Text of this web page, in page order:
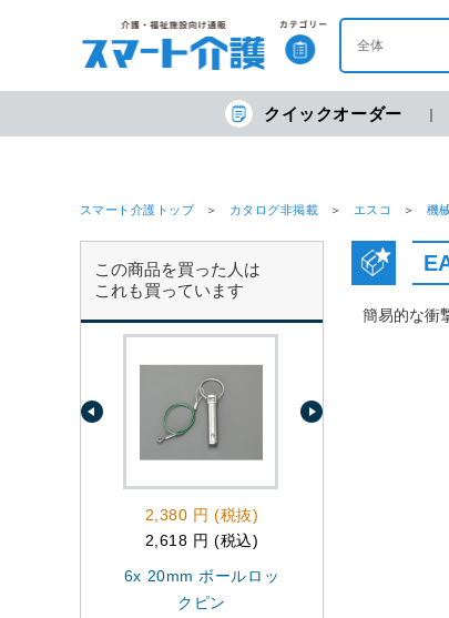
クイックオーダー
スマート介護トップ カタログ非掲載 エスコ 機
この商品を買った人は
これも買っています
2,380 円 (税抜)
2,618 円 (税込)
6x 20mm ボールロッ
クピン
簡易的な衝